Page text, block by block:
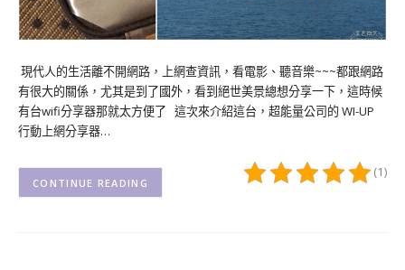
現代人的生活離不開網路，上網查資訊，看電影、聽音樂~~~都跟網路
有很大的關係，尤其是到了國外，看到絕世美景總想分享一下，這時候
有台wifi分享器那就太方便了 這次來介紹這台，超能量公司的 WI-UP
行動上網分享器…
(1)
CONTINUE READING